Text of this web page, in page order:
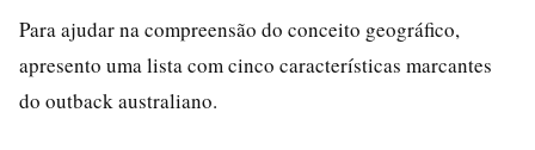
Para ajudar na compreensão do conceito geográfico,
apresento uma lista com cinco características marcantes
do outback australiano.